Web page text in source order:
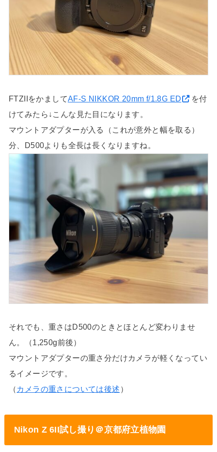
FTZIIをかましてAF-S NIKKOR 20mm f/1.8G ED
を付
けてみたら↓こんな見た目になります。
マウントアダプターが入る（これが意外と幅を取る）
分、D500よりも全長は長くなりますね。
それでも、重さはD500のときとほとんど変わりませ
ん。（1,250g前後）
マウントアダプターの重さ分だけカメラが軽くなってい
るイメージです。
（ カメラの重さについては後述 ）
Nikon Z 6II試し撮り＠京都府立植物園